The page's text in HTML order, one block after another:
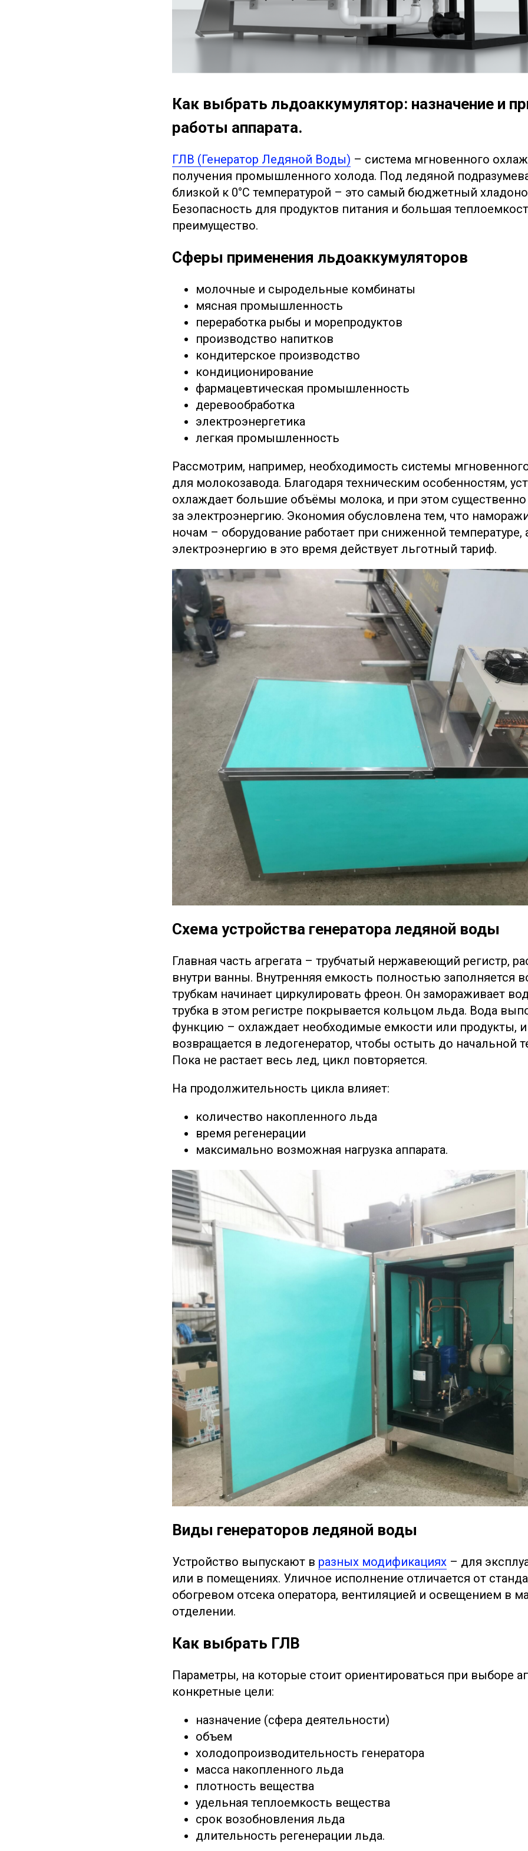
Как выбрать льдоаккумулятор: назначение и
работы аппарата.
ГЛВ (Генератор Ледяной Воды) – система мгновенного
получения промышленного холода. Под ледяной
близкой к 0°C температурой – это самый бюджетный
Безопасность для продуктов питания и большая
преимущество.
Сферы применения льдоаккумуляторов
молочные и сыродельные комбинаты
мясная промышленность
переработка рыбы и морепродуктов
производство напитков
кондитерское производство
кондиционирование
фармацевтическая промышленность
деревообработка
электроэнергетика
легкая промышленность
Рассмотрим, например, необходимость системы
для молокозавода. Благодаря техническим особенностям,
охлаждает большие объёмы молока, и при этом существенно
за электроэнергию. Экономия обусловлена тем, что
ночам – оборудование работает при сниженной температуре,
электроэнергию в это время действует льготный тариф.
Схема устройства генератора ледяной воды
Главная часть агрегата – трубчатый нержавеющий регистр,
внутри ванны. Внутренняя емкость полностью заполняется
трубкам начинает циркулировать фреон. Он замораживает
трубка в этом регистре покрывается кольцом льда. Вода
функцию – охлаждает необходимые емкости или продукты, и
возвращается в ледогенератор, чтобы остыть до начальной
Пока не растает весь лед, цикл повторяется.
На продолжительность цикла влияет:
количество накопленного льда
время регенерации
максимально возможная нагрузка аппарата.
Виды генераторов ледяной воды
Устройство выпускают в разных модификациях – для
или в помещениях. Уличное исполнение отличается от
обогревом отсека оператора, вентиляцией и освещением в
отделении.
Как выбрать ГЛВ
Параметры, на которые стоит ориентироваться при выборе
конкретные цели:
назначение (сфера деятельности)
объем
холодопроизводительность генератора
масса накопленного льда
плотность вещества
удельная теплоемкость вещества
срок возобновления льда
длительность регенерации льда.